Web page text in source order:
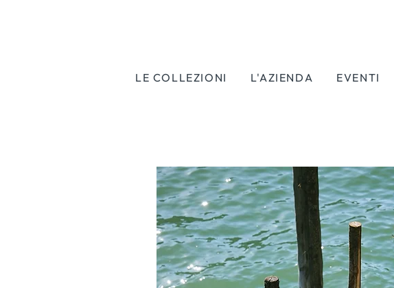
LE COLLEZIONI L'AZIENDA EVENTI